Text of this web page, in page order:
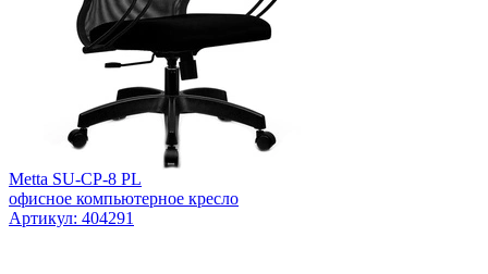
Metta SU-CP-8 PL
офисное компьютерное кресло
Артикул: 404291